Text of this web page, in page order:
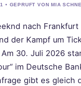
• GEPRUFT VON MIA
nach
der Kampf um
30. Juli 2026
im Deutsche
gibt es gleich